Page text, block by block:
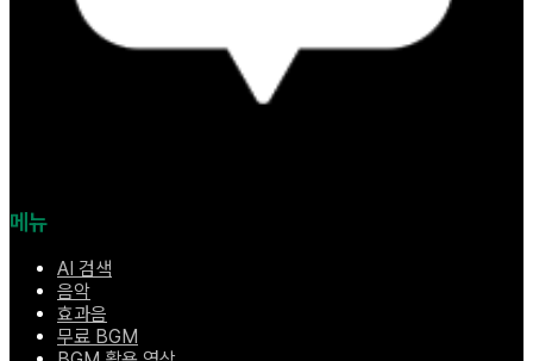
메뉴
AI 검색
음악
효과음
무료 BGM